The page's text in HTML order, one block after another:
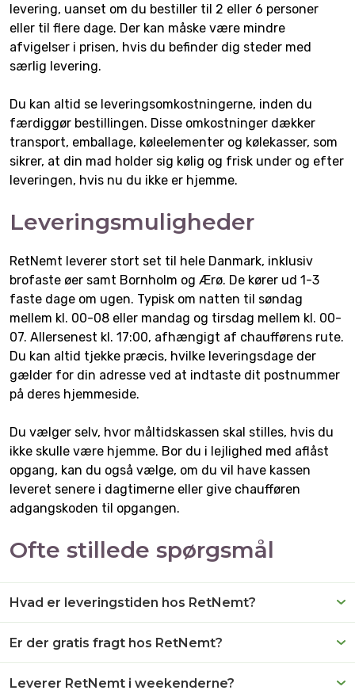
levering, uanset om du bestiller til 2 eller 6 personer
eller til flere dage. Der kan måske være mindre
afvigelser i prisen, hvis du befinder dig steder med
særlig levering.
Du kan altid se leveringsomkostningerne, inden du
færdiggør bestillingen. Disse omkostninger dækker
transport, emballage, køleelementer og kølekasser, som
sikrer, at din mad holder sig kølig og frisk under og efter
leveringen, hvis nu du ikke er hjemme.
Leveringsmuligheder
RetNemt leverer stort set til hele Danmark, inklusiv
brofaste øer samt Bornholm og Ærø. De kører ud 1-3
faste dage om ugen. Typisk om natten til søndag
mellem kl. 00-08 eller mandag og tirsdag mellem kl. 00-
07. Allersenest kl. 17:00, afhængigt af chaufførens rute.
Du kan altid tjekke præcis, hvilke leveringsdage der
gælder for din adresse ved at indtaste dit postnummer
på deres hjemmeside.
Du vælger selv, hvor måltidskassen skal stilles, hvis du
ikke skulle være hjemme. Bor du i lejlighed med aflåst
opgang, kan du også vælge, om du vil have kassen
leveret senere i dagtimerne eller give chaufføren
adgangskoden til opgangen.
Ofte stillede spørgsmål
Hvad er leveringstiden hos RetNemt?
Er der gratis fragt hos RetNemt?
Leverer RetNemt i weekenderne?